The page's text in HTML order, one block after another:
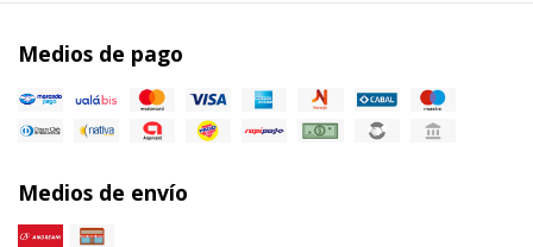
Medios de pago
Medios de envío